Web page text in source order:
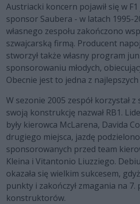
Austriacki koncern pojawił się w
sponsor Saubera - w latach 1995-
własnego zespołu zakończono
szwajcarską firmą. Producent
stworzył także własny program
sponsorowaniu młodych,
Obecnie jest to jedna z
W sezonie 2005 zespół korzystał
swoją konstrukcję nazwał RB1.
były kierowca McLarena, Davida
drugiego miejsca, jazdę
sponsorowanych przed team
Kleina i Vitantonio Liuzziego.
okazała się wielkim sukcesem,
punkty i zakończył zmagania na 7.
konstruktorów.